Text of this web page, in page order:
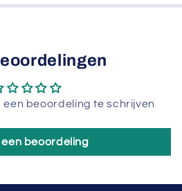
een beoordeling te schrijven
beoordeling